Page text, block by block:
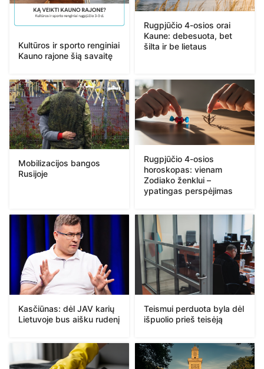
Kultūros ir sporto renginiai
Kauno rajone šią savaitę
Rugpjūčio 4-osios orai
Kaune: debesuota, bet
šilta ir be lietaus
Mobilizacijos bangos
Rusijoje
Rugpjūčio 4-osios
horoskopas: vienam
Zodiako ženklui –
ypatingas perspėjimas
Kasčiūnas: dėl JAV karių
Lietuvoje bus aišku rudenį
Teismui perduota byla dėl
išpuolio prieš teisėją